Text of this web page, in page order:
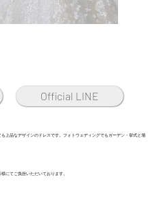
Official LINE
上品なデザインのドレスです。フォトウェディングでもガーデン・挙式と場
にてご負担いただいております。